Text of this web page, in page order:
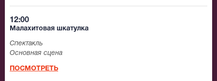
12:00
Малахитовая шкатулка
Спектакль
Основная сцена
ПОСМОТРЕТЬ